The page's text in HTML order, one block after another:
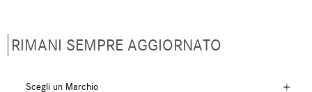
RIMANI SEMPRE AGGIORNATO